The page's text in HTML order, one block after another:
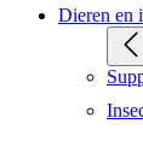
Dieren en